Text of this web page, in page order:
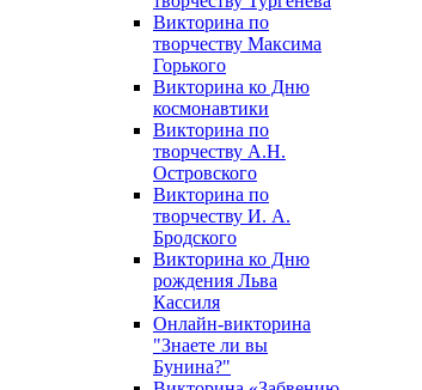
Викторина по
творчеству Максима
Горького
Викторина ко Дню
космонавтики
Викторина по
творчеству А.Н.
Островского
Викторина по
творчеству И. А.
Бродского
Викторина ко Дню
рождения Льва
Кассиля
Онлайн-викторина
"Знаете ли вы
Бунина?"